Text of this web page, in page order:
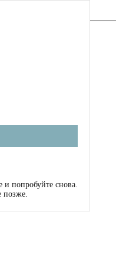
и попробуйте снова.
позже.